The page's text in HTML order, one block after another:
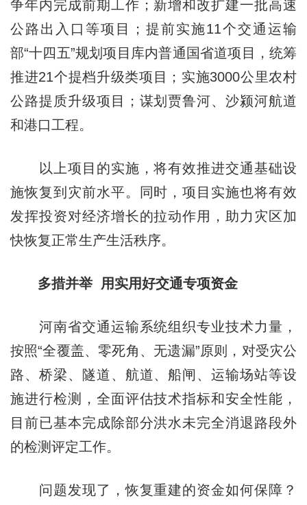
争年内完成前期工作；新增和改扩建一批高速
公路出入口等项目；提前实施11个交通运输
部“十四五”规划项目库内普通国省道项目，统筹
推进21个提档升级类项目；实施3000公里农村
公路提质升级项目；谋划贾鲁河、沙颍河航道
和港口工程。
以上项目的实施，将有效推进交通基础设
施恢复到灾前水平。同时，项目实施也将有效
发挥投资对经济增长的拉动作用，助力灾区加
快恢复正常生产生活秩序。
多措并举 用实用好交通专项资金
河南省交通运输系统组织专业技术力量，
按照“全覆盖、零死角、无遗漏”原则，对受灾公
路、桥梁、隧道、航道、船闸、运输场站等设
施进行检测，全面评估技术指标和安全性能，
目前已基本完成除部分洪水未完全消退路段外
的检测评定工作。
问题发现了，恢复重建的资金如何保障？